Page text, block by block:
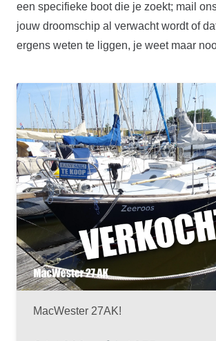
een specifieke boot die je zoekt; mail
jouw droomschip al verwacht wordt of
ergens weten te liggen, je weet maar
MacWester 27AK!